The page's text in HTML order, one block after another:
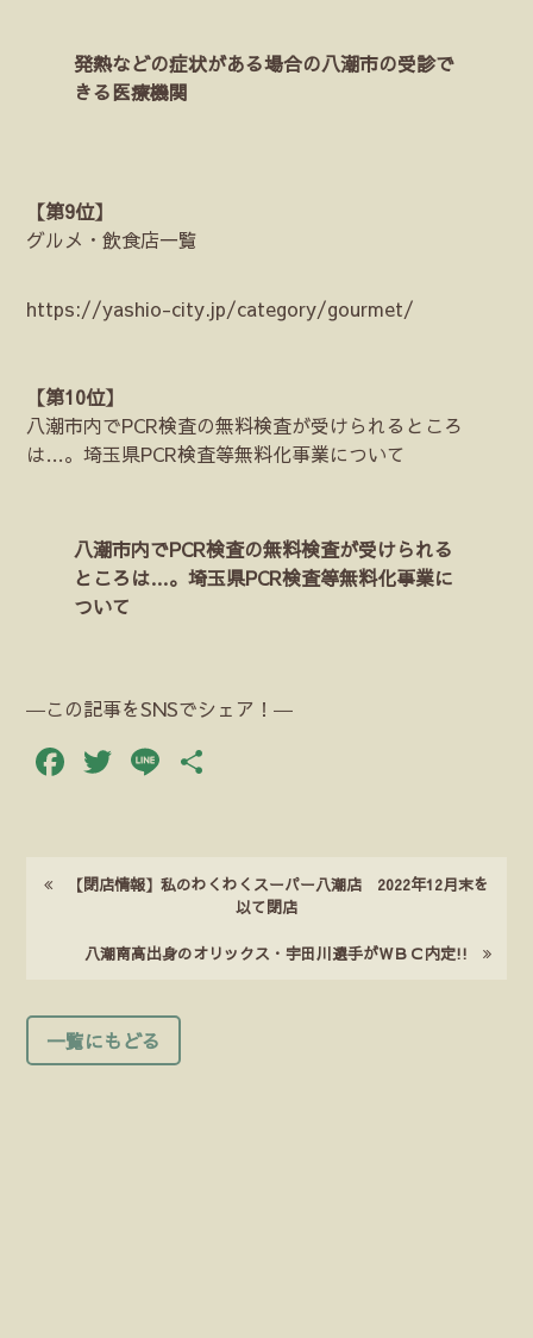
発熱などの症状がある場合の八潮市の受診で
きる医療機関
【第9位】
グルメ・飲食店一覧
https://yashio-city.jp/category/gourmet/
【第10位】
八潮市内でPCR検査の無料検査が受けられるところ
は…。埼玉県PCR検査等無料化事業について
八潮市内でPCR検査の無料検査が受けられる
ところは…。埼玉県PCR検査等無料化事業に
ついて
―この記事をSNSでシェア！―
Facebook
Twitter
Line
【閉店情報】私のわくわくスーパー八潮店 2022年12月末を
以て閉店
八潮南高出身のオリックス・宇田川選手がＷＢＣ内定!!
一覧にもどる